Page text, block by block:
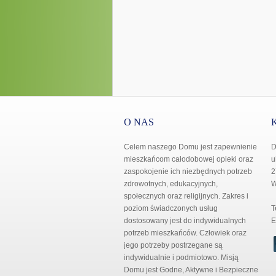
O NAS
Celem naszego Domu jest zapewnienie
mieszkańcom całodobowej opieki oraz
zaspokojenie ich niezbędnych potrzeb
zdrowotnych, edukacyjnych,
społecznych oraz religijnych. Zakres i
poziom świadczonych usług
dostosowany jest do indywidualnych
potrzeb mieszkańców. Człowiek oraz
jego potrzeby postrzegane są
indywidualnie i podmiotowo. Misją
Domu jest Godne, Aktywne i Bezpieczne